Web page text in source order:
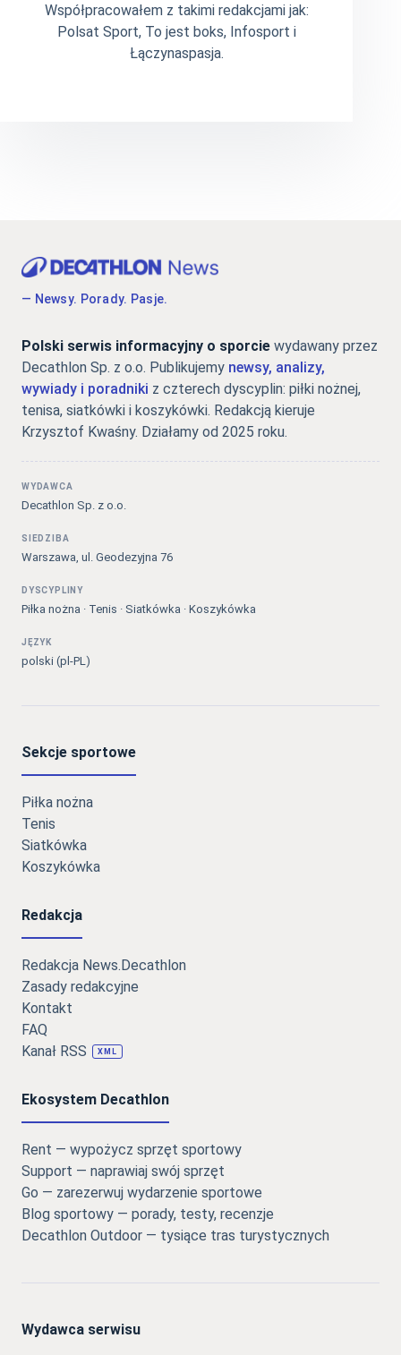
Współpracowałem z takimi redakcjami jak:
Polsat Sport, To jest boks, Infosport i
Łączynaspasja.
— Newsy. Porady. Pasje.
Polski serwis informacyjny o sporcie wydawany przez
Decathlon Sp. z o.o. Publikujemy newsy, analizy,
wywiady i poradniki z czterech dyscyplin: piłki nożnej,
tenisa, siatkówki i koszykówki. Redakcją kieruje
Krzysztof Kwaśny. Działamy od 2025 roku.
WYDAWCA
Decathlon Sp. z o.o.
SIEDZIBA
Warszawa, ul. Geodezyjna 76
DYSCYPLINY
Piłka nożna · Tenis · Siatkówka · Koszykówka
JĘZYK
polski (pl-PL)
Sekcje sportowe
Piłka nożna
Tenis
Siatkówka
Koszykówka
Redakcja
Redakcja News.Decathlon
Zasady redakcyjne
Kontakt
FAQ
Kanał RSS
XML
Ekosystem Decathlon
Rent — wypożycz sprzęt sportowy
Support — naprawiaj swój sprzęt
Go — zarezerwuj wydarzenie sportowe
Blog sportowy — porady, testy, recenzje
Decathlon Outdoor — tysiące tras turystycznych
Wydawca serwisu